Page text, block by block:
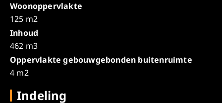
Woonoppervlakte
125 m2
Inhoud
462 m3
Oppervlakte gebouwgebonden buitenruimte
4 m2
Indeling